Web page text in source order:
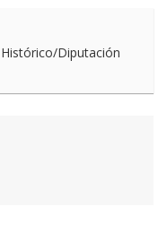
Diputación